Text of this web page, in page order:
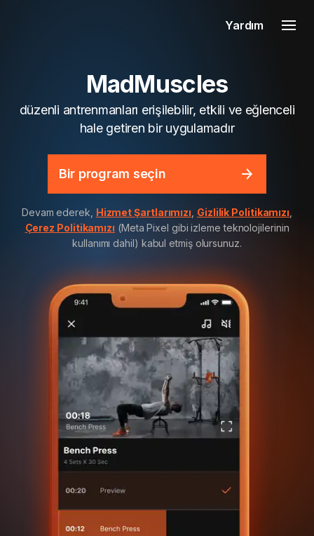
Yardım
MadMuscles
düzenli antrenmanları erişilebilir, etkili ve eğlenceli
hale getiren bir uygulamadır
Bir program seçin
Devam ederek, Hizmet Şartlarımızı Gizlilik Politikamızı
Çerez Politikamızı (Meta Pixel gibi izleme teknolojilerinin
kullanımı dahil) kabul etmiş olursunuz.